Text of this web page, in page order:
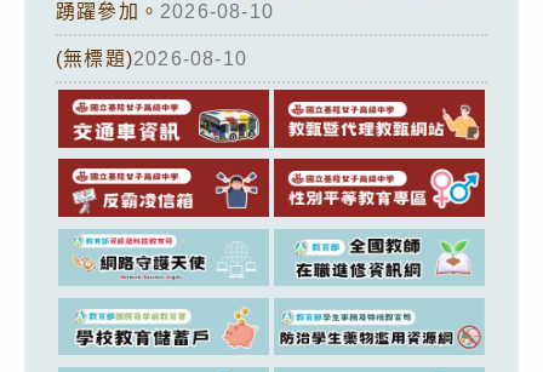
踴躍參加。 2026-08-10
(無標題)2026-08-10